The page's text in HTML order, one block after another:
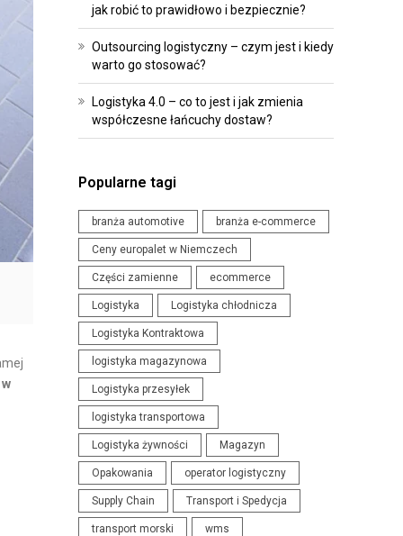
R
A
W
E
D
L
G
I
S
O
P
R
Z
E
W
Y
D
A
R
Z
E
N
A
I
K
jak robić to prawidłowo i bezpiecznie?
Outsourcing logistyczny – czym jest i kiedy
warto go stosować?
Logistyka 4.0 – co to jest i jak zmienia
współczesne łańcuchy dostaw?
Popularne tagi
branża automotive branża e-commerce
Ceny europalet w Niemczech
Części zamienne ecommerce
Logistyka Logistyka chłodnicza
Logistyka Kontraktowa
logistyka magazynowa
Logistyka przesyłek
logistyka transportowa
Logistyka żywności Magazyn
Opakowania operator logistyczny
Supply Chain Transport i Spedycja
transport morski wms